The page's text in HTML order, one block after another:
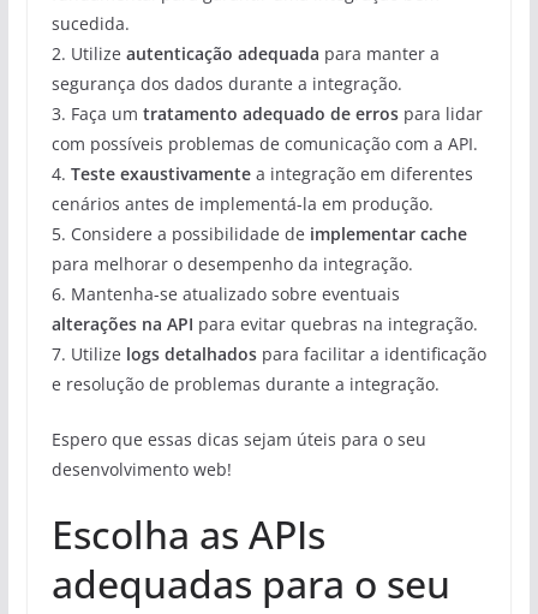
sucedida.
2. Utilize autenticação adequada para manter a
segurança dos dados durante a integração.
3. Faça um tratamento adequado de errospara lidar
com possíveis problemas de comunicação com a API.
4. Teste exaustivamentea integração em diferentes
cenários antes de implementá-la em produção.
5. Considere a possibilidade de implementar cache
para melhorar o desempenho da integração.
6. Mantenha-se atualizado sobre eventuais
alterações na API para evitar quebras na integração.
7. Utilize logs detalhadospara facilitar a identificação
e resolução de problemas durante a integração.
Espero que essas dicas sejam úteis para o seu
desenvolvimento web!
Escolha as APIs
adequadas para o seu